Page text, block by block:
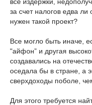
за счет налогов едва ли
нужен такой проект?
Все могло быть иначе,
"айфон” и другая
создавались на
оседала бы в стране, а
сверхдоходы поболе,
Для этого требуется